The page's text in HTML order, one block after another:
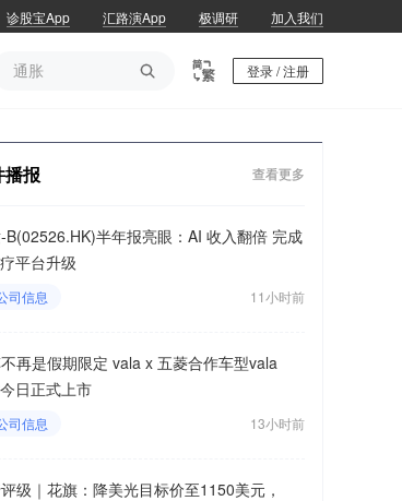
诊股宝App 汇路演App 极调研 加入我们

通胀
登录 / 注册
播报 查看更多
B(02526.HK)半年报亮眼：AI 收入翻倍 完成
平台升级
司信息 11小时前
再是假期限定 vala x 五菱合作车型vala
日正式上市
司信息 13小时前
级｜花旗：降美光目标价至1150美元，